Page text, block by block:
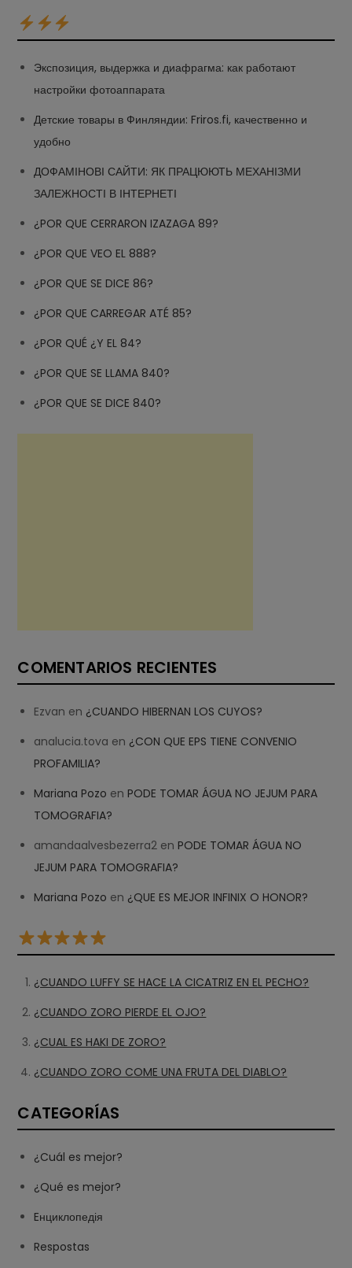
Экспозиция, выдержка и диафрагма: как работают
настройки фотоаппарата
Детские товары в Финляндии: Friros.fi, качественно и
удобно
ДОФАМІНОВІ САЙТИ: ЯК ПРАЦЮЮТЬ МЕХАНІЗМИ
ЗАЛЕЖНОСТІ В ІНТЕРНЕТІ
¿POR QUE CERRARON IZAZAGA 89?
¿POR QUE VEO EL 888?
¿POR QUE SE DICE 86?
¿POR QUE CARREGAR ATÉ 85?
¿POR QUÉ ¿Y EL 84?
¿POR QUE SE LLAMA 840?
¿POR QUE SE DICE 840?
COMENTARIOS RECIENTES
Ezvan en ¿CUANDO HIBERNAN LOS CUYOS?
analucia.tova en ¿CON QUE EPS TIENE CONVENIO
PROFAMILIA?
Mariana Pozo enPODE TOMAR ÁGUA NO JEJUM PARA
TOMOGRAFIA?
amandaalvesbezerra2 enPODE TOMAR ÁGUA NO
JEJUM PARA TOMOGRAFIA?
Mariana Pozo en ¿QUE ES MEJOR INFINIX O HONOR?
¿CUANDO LUFFY SE HACE LA CICATRIZ EN EL PECHO?
¿CUANDO ZORO PIERDE EL OJO?
¿CUAL ES HAKI DE ZORO?
¿CUANDO ZORO COME UNA FRUTA DEL DIABLO?
CATEGORÍAS
¿Cuál es mejor?
¿Qué es mejor?
Eнциклопедія
Respostas